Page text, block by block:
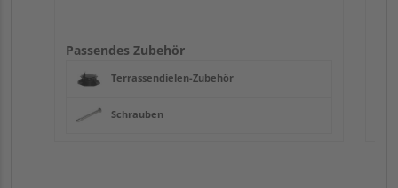
Passendes Zubehör
Terrassendielen-Zubehör
Schrauben